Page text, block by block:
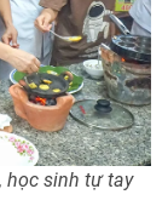
học sinh tự tay